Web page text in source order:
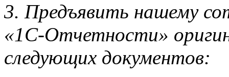
3. Предъявить нашему
«1С-Отчетности»
следующих документов: